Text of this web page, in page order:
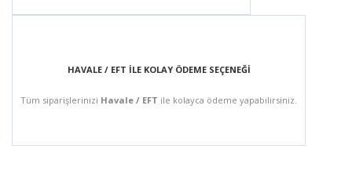
HAVALE / EFT İLE KOLAY ÖDEME SEÇENEĞİ
Tüm siparişlerinizi Havale / EFT ile kolayca ödeme yapabilirsiniz.